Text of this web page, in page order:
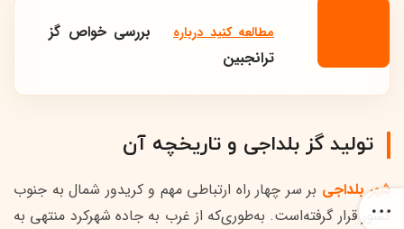
مطالعه کنید درباره‌
بررسی خواص گز
ترانجبین
تولید گز بلداجی و تاریخچه آن
شهر بلداجی بر سر چهار راه ارتباطی مهم و کریدور شمال به جنوب
کشور قرار گرفته‌است. به‌طوری‌که از غرب به جاده شهرکرد منتهی به